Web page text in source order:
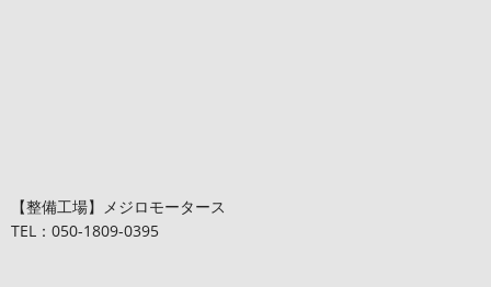
【整備工場】メジロモータース
TEL：050-1809-0395